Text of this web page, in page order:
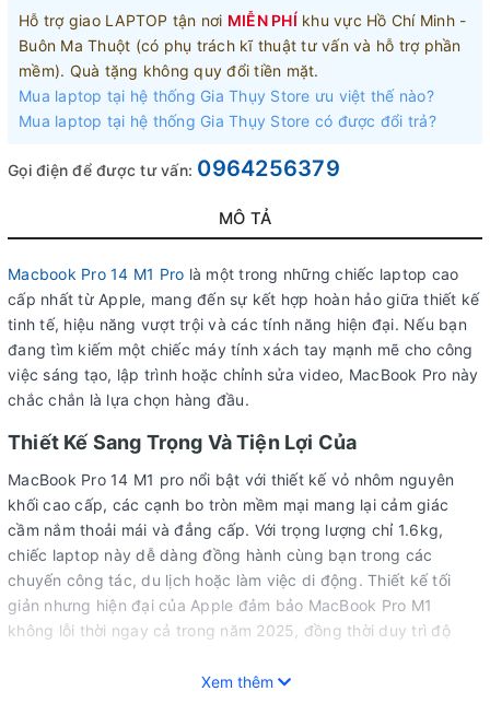
Hỗ trợ giao LAPTOP tận nơi MIỄN PHÍ khu vực Hồ Chí Minh -
Buôn Ma Thuột (có phụ trách kĩ thuật tư vấn và hỗ trợ phần
mềm). Quà tặng không quy đổi tiền mặt.
Mua laptop tại hệ thống Gia Thụy Store ưu việt thế nào?
Mua laptop tại hệ thống Gia Thụy Store có được đổi trả?
Gọi điện để được tư vấn: 0964256379
MÔ TẢ
Macbook Pro 14 M1 Pro là một trong những chiếc laptop cao
cấp nhất từ Apple, mang đến sự kết hợp hoàn hảo giữa thiết kế
tinh tế, hiệu năng vượt trội và các tính năng hiện đại. Nếu bạn
đang tìm kiếm một chiếc máy tính xách tay mạnh mẽ cho công
việc sáng tạo, lập trình hoặc chỉnh sửa video, MacBook Pro này
chắc chắn là lựa chọn hàng đầu.
Thiết Kế Sang Trọng Và Tiện Lợi Của
MacBook Pro 14 M1 pro nổi bật với thiết kế vỏ nhôm nguyên
khối cao cấp, các cạnh bo tròn mềm mại mang lại cảm giác
cầm nắm thoải mái và đẳng cấp. Với trọng lượng chỉ 1.6kg,
chiếc laptop này dễ dàng đồng hành cùng bạn trong các
chuyến công tác, du lịch hoặc làm việc di động. Thiết kế tối
giản nhưng hiện đại của Apple đảm bảo MacBook Pro M1
không lỗi thời ngay cả trong năm 2025, đồng thời duy trì độ
Xem thêm